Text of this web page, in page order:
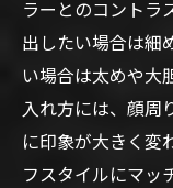
美容室
方法
メッシュと
美容室
美容室
ラーとのコントラ
出したい場合は細
い場合は太めや大
入れ方には、顔周
に印象が大きく変
フスタイルにマッ